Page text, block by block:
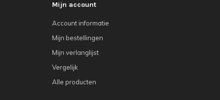
Mijn account
Account informatie
Mijn bestellingen
Mijn verlanglijst
Vergelijk
Alle producten